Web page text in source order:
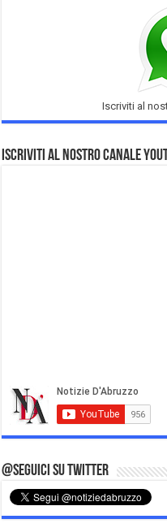
Iscriviti al
Iscriviti al nostro Canale
@Seguici su Twitter